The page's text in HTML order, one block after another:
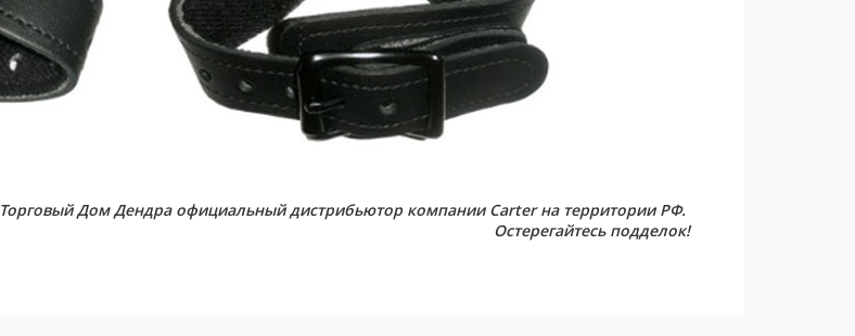
Торговый Дом Дендра официальный дистрибьютор компании Carter на территории РФ.
Остерегайтесь подделок!